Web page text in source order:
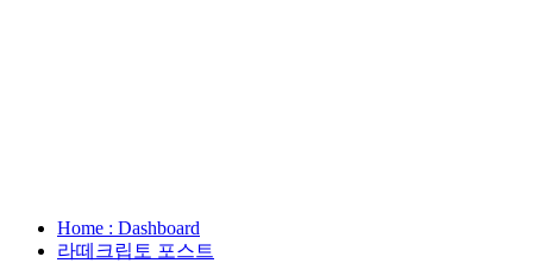
Home : Dashboard
라떼크립토 포스트